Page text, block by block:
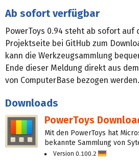
Ab sofort verfügbar
PowerToys 0.94 steht ab sofort auf
Projektseite bei GitHub zum
kann die Werkzeugsammlung
Ende dieser Meldung direkt aus
von ComputerBase bezogen werden.
Downloads
PowerToys
Mit den PowerToys hat
bekannte Sammlung von
Version 0.100.2